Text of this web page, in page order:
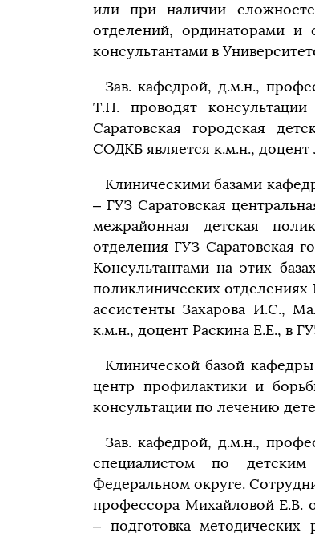
или при наличии
отделений, ординаторами и
консультантами в
Зав. кафедрой, д.м.н.,
Т.Н. проводят
Саратовская городская
СОДКБ является к.м.н.,
Клиническими базами
– ГУЗ Саратовская
межрайонная детская
отделения ГУЗ Саратовская
Консультантами на этих
поликлинических
ассистенты Захарова И.С.,
к.м.н., доцент Раскина Е.Е., в
Клинической базой
центр профилактики и
консультации по лечению
Зав. кафедрой, д.м.н.,
специалистом по
Федеральном округе.
профессора Михайловой Е.В.
– подготовка